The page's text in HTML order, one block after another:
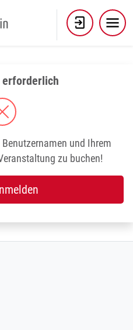
erforderlich
und Ihrem
zu buchen!